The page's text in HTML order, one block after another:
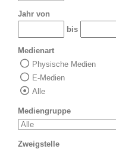
Jahr von
bis
Medienart
Physische Medien
E-Medien
Alle
Mediengruppe
Zweigstelle